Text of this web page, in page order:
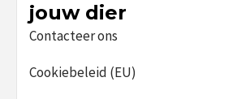
jouw dier
Contacteer ons
Cookiebeleid (EU)